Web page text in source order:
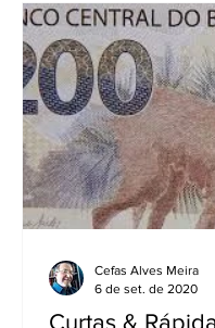
Curtas &
Cefas Alves Meira
6 de set. de 2020